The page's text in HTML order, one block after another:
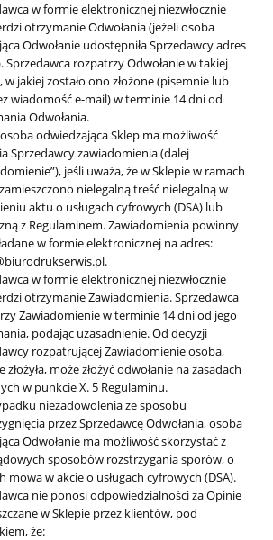
w formie elektronicznej niezwłocznie
otrzymanie Odwołania (jeżeli osoba
Odwołanie udostępniła Sprzedawcy adres
Sprzedawca rozpatrzy Odwołanie w takiej
w jakiej zostało ono złożone (pisemnie lub
wiadomość e-mail) w terminie 14 dni od
Odwołania.
odwiedzająca Sklep ma możliwość
Sprzedawcy zawiadomienia (dalej
jeśli uważa, że w Sklepie w ramach
nielegalną treść nielegalną w
aktu o usługach cyfrowych (DSA) lub
z Regulaminem. Zawiadomienia powinny
w formie elektronicznej na adres:
w formie elektronicznej niezwłocznie
otrzymanie Zawiadomienia. Sprzedawca
Zawiadomienie w terminie 14 dni od jego
podając uzasadnienie. Od decyzji
rozpatrującej Zawiadomienie osoba,
złożyła, może złożyć odwołanie na zasadach
w punkcie X. 5 Regulaminu.
niezadowolenia ze sposobu
przez Sprzedawcę Odwołania, osoba
Odwołanie ma możliwość skorzystać z
sposobów rozstrzygania sporów, o
mowa w akcie o usługach cyfrowych (DSA).
nie ponosi odpowiedzialności za Opinie
w Sklepie przez klientów, pod
że: